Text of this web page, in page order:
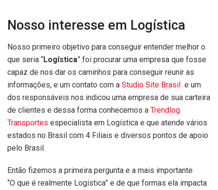
Nosso interesse em Logística
Nosso primeiro objetivo para conseguir entender melhor o
que seria “Logística” foi procurar uma empresa que fosse
capaz de nos dar os caminhos para conseguir reunir as
informações, e um contato com a Studio Site Brasil e um
dos responsáveis nos indicou uma empresa de sua carteira
de clientes e dessa forma conhecemos a Trendlog
Transportes especialista em Logística e que atende vários
estados no Brasil com 4 Filiais e diversos pontos de apoio
pelo Brasil.
Então fizemos a primeira pergunta e a mais importante
“O que é realmente Logística” e de que formas ela impacta